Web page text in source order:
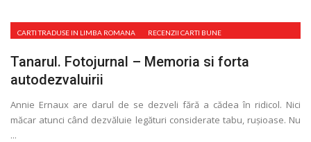
CARTI TRADUSE IN LIMBA ROMANA RECENZII CARTI BUNE
Tanarul. Fotojurnal – Memoria si forta
autodezvaluirii
Annie Ernaux are darul de se dezveli fără a cădea în ridicol. Nici
măcar atunci când dezvăluie legături considerate tabu, rușioase. Nu
...